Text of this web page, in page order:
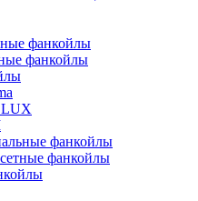
фанкойлы
фанкойлы
фанкойлы
фанкойлы